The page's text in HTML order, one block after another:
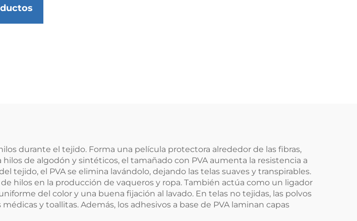
durante el tejido. Forma una película protectora alrededor de las fibras,
de algodón y sintéticos, el tamañado con PVA aumenta la resistencia a
tejido, el PVA se elimina lavándolo, dejando las telas suaves y transpirables.
hilos en la producción de vaqueros y ropa. También actúa como un ligador
del color y una buena fijación al lavado. En telas no tejidas, las polvos
y toallitas. Además, los adhesivos a base de PVA laminan capas